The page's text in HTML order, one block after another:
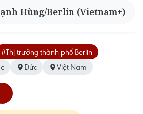
Hùng/Berlin (Vietnam+)
#Thị trưởng thành phố Berlin
Đức Việt Nam